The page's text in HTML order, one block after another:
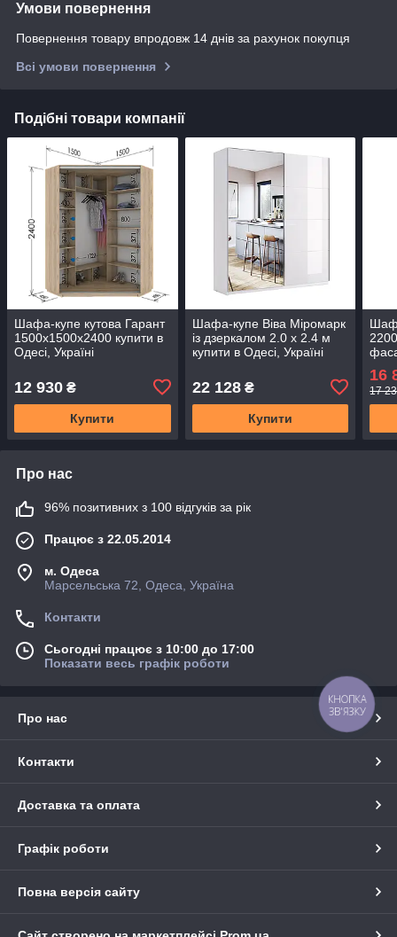
Умови повернення
Повернення товару впродовж 14 днів за рахунок покупця
Всі умови повернення
Подібні товари компанії
Шафа-купе кутова Гарант
1500х1500х2400 купити в
Одесі, Україні
12 930 ₴
Купити
Шафа-купе Віва Міромарк
із дзеркалом 2.0 х 2.4 м
купити в Одесі, Україні
22 128₴
Купити
16
17
Про нас
96% позитивних з 100 відгуків за рік
Працює з 22.05.2014
м. Одеса
Марсельська 72, Одеса, Україна
Контакти
Сьогодні працює з 10:00 до 17:00
Показати весь графік роботи
Про нас
Контакти
Доставка та оплата
Графік роботи
Повна версія сайту
КНОПКА
ЗВ'ЯЗКУ